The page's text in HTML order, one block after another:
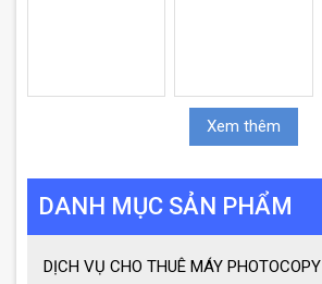
Xem thêm
DANH MỤC SẢN PHẨM
DỊCH VỤ CHO THUÊ MÁY PHOTOCOPY